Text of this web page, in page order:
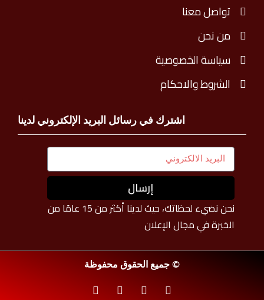
تواصل معنا
من نحن
سياسة الخصوصية
الشروط والاحكام
اشترك في رسائل البريد الإلكتروني لدينا
إرسال
نحن نضيء لحظاتك، حيث لدينا أكثر من 15 عامًا من
الخبرة في مجال الإعلان
© جميع الحقوق محفوظة